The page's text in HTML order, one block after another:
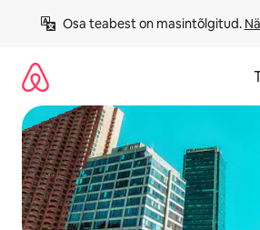
Osa teabest on masintõlgitud.